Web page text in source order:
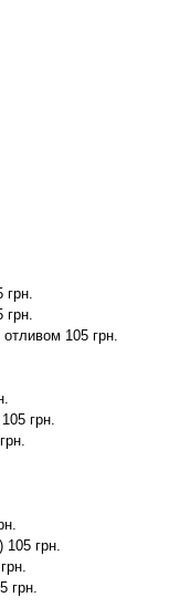
грн.
грн.
105 грн.
105 грн.
105 грн.
грн.